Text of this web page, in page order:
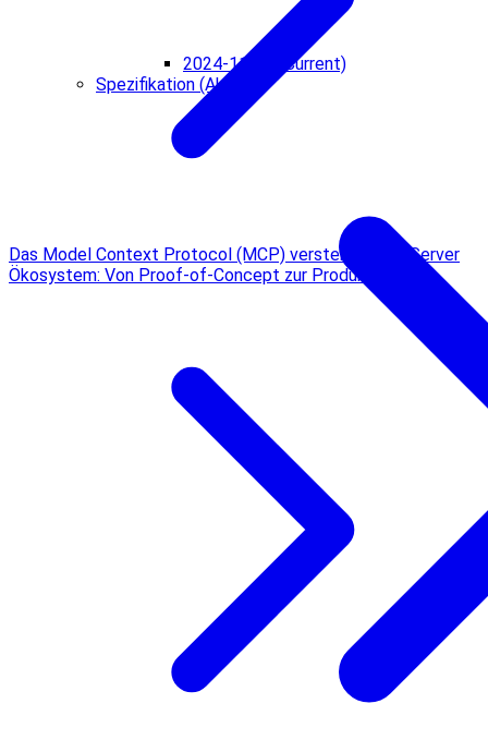
2024-11-05 (Current)
Spezifikation (Aktuell)
Das Model Context Protocol (MCP) verstehen
MCP Server
Ökosystem: Von Proof-of-Concept zur Produktion